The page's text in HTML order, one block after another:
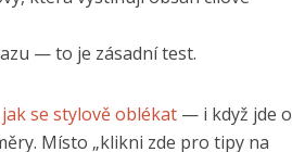
— to je zásadní test.
se stylově oblékat — i když jde o
Místo „klikni zde pro tipy na